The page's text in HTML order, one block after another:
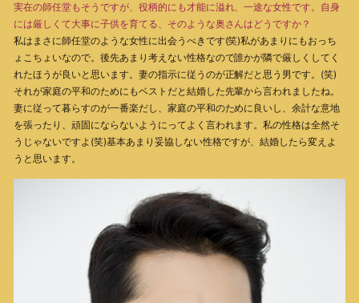
実在の師任堂もそうですが、役柄的にも才能に溢れ、一途な女性です。自身
には厳しくて大事に子供を育てる、そのような奥さんはどうですか？
私はまさに師任堂のような女性に出会うべきです(笑)私があまりにもおっち
ょこちょいなので。後先あまり考えない性格なので誰かが隣で厳しくしてく
れたほうが良いと思います。妻の指示に従うのが正解だと思う男です。(笑)
それが家庭の平和のためにもベストだと結婚した先輩から言われましたね。
妻に従って暮らすのが一番楽だし、家庭の平和のために良いし、余計な意地
を張ったり、頑固にならないようにってよく言われます。私の性格は全然そ
うじゃないですよ(笑)基本あまり妥協しない性格ですが、結婚したら変えよ
うと思います。